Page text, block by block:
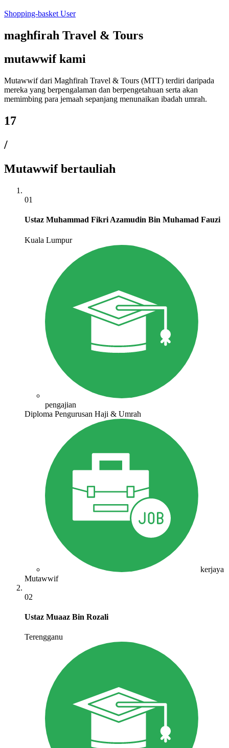
Shopping-basket User
maghfirah Travel & Tours
mutawwif kami
Mutawwif dari Maghfirah Travel & Tours (MTT) terdiri daripada
mereka yang berpengalaman dan berpengetahuan serta akan
memimbing para jemaah sepanjang menunaikan ibadah umrah.
17
/
Mutawwif bertauliah
01
Ustaz Muhammad Fikri Azamudin Bin Muhamad Fauzi
Kuala Lumpur
pengajian
Diploma Pengurusan Haji & Umrah
kerjaya
Mutawwif
02
Ustaz Muaaz Bin Rozali
Terengganu